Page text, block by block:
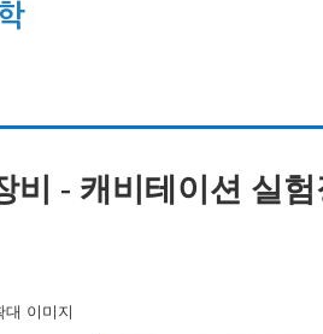
비 - 캐비테이션 실